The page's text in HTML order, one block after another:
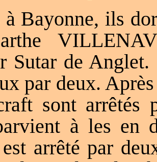
Bayonne, ils
Sutar de
par deux.
sont arrêtés
à les en
arrêté par